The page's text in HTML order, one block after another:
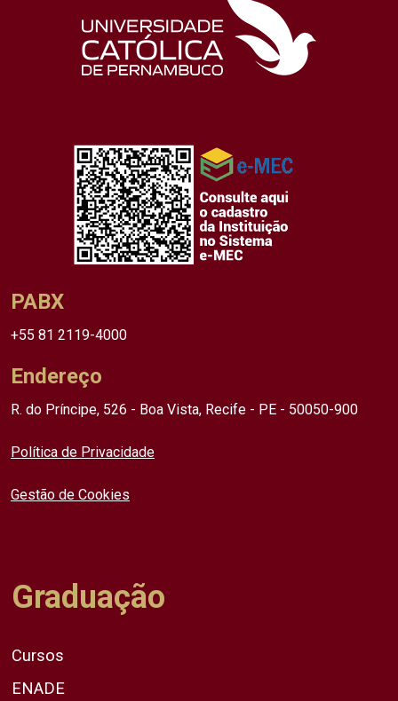
PABX
+55 81 2119-4000
Endereço
R. do Príncipe, 526 - Boa Vista, Recife - PE - 50050-900
Política de Privacidade
Gestão de Cookies
Graduação
Cursos
ENADE